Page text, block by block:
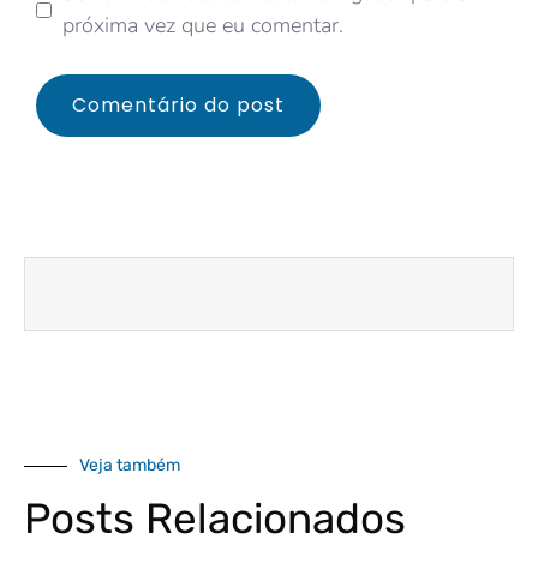
próxima vez que eu comentar.
Veja também
Posts Relacionados